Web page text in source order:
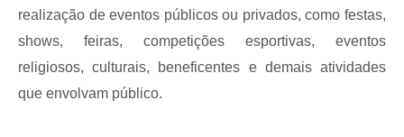
realização de eventos públicos ou privados, como festas,
shows, feiras, competições esportivas, eventos
religiosos, culturais, beneficentes e demais atividades
que envolvam público.